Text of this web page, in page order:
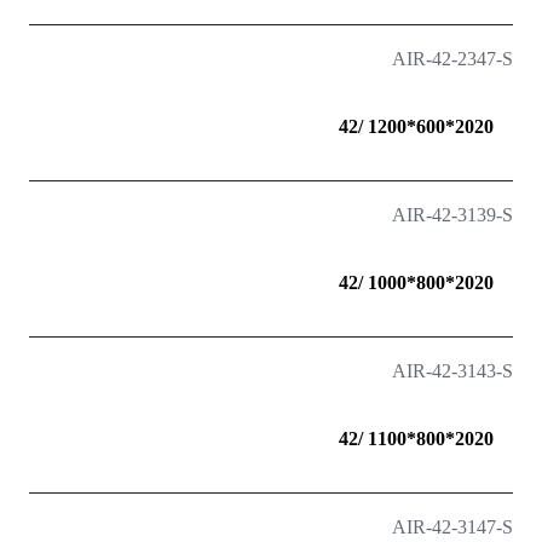
AIR-42-2347-S
2020*600*1200 /42
AIR-42-3139-S
2020*800*1000 /42
AIR-42-3143-S
2020*800*1100 /42
AIR-42-3147-S